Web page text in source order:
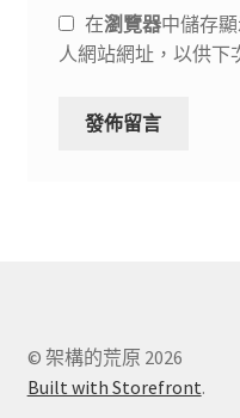
在瀏覽器中儲存
人網站網址，以供下
© 架構的荒原 2026
Built with Storefront.